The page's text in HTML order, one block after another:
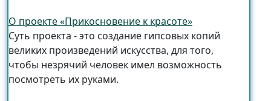
О проекте «Прикосновение к красоте»
Суть проекта - это создание гипсовых копий
великих произведений искусства, для того,
чтобы незрячий человек имел возможность
посмотреть их руками.